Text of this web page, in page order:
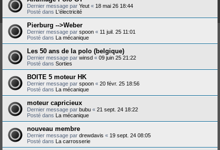
Dernier message par Yeut « 18 mai 26 18:44
Posté dans L'électricité
Pierburg -->Weber
Dernier message par spoon « 11 juil. 25 11:01
Posté dans La mécanique
Les 50 ans de la polo (belgique)
Dernier message par winsd « 09 juin 25 21:22
Posté dans Sorties
BOITE 5 moteur HK
Dernier message par spoon « 20 févr. 25 18:56
Posté dans La mécanique
moteur capricieux
Dernier message par bubu « 21 sept. 24 18:22
Posté dans La mécanique
nouveau membre
Dernier message par drewdavis « 19 sept. 24 08:05
Posté dans La carrosserie